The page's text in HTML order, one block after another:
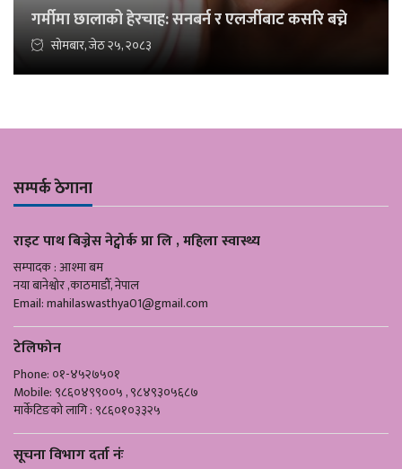
गर्मीमा छालाको हेरचाह: सनबर्न र एलर्जीबाट कसरि बच्ने
सोमबार, जेठ २५, २०८३
सम्पर्क ठेगाना
राइट पाथ बिज्नेस नेट्वोर्क प्रा लि , महिला स्वास्थ्य
सम्पादक : आश्मा बम
नया बानेश्वोर ,काठमाडौँ, नेपाल
Email:mahilaswasthya01@gmail.com
टेलिफोन
Phone: ०१-४५२७५०१
Mobile: ९८६०४९९००५ , ९८४९३०५६८७
मार्केटिङको लागि : ९८६०१०३३२५
सूचना विभाग दर्ता नंः